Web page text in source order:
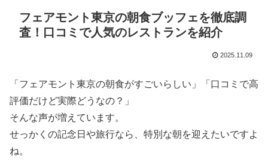
フェアモント東京の朝食ブッフェを徹底調
査！口コミで人気のレストランを紹介
2025.11.09
「フェアモント東京の朝食がすごいらしい」「口コミで高
評価だけど実際どうなの？」
そんな声が増えています。
せっかくの記念日や旅行なら、特別な朝を迎えたいですよ
ね。